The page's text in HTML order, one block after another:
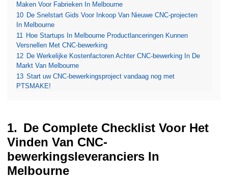
Maken Voor Fabrieken In Melbourne
10 De Snelstart Gids Voor Inkoop Van Nieuwe CNC-projecten
In Melbourne
11 Hoe Startups In Melbourne Productlanceringen Kunnen
Versnellen Met CNC-bewerking
12 De Werkelijke Kostenfactoren Achter CNC-bewerking In De
Markt Van Melbourne
13 Start uw CNC-bewerkingsproject vandaag nog met
PTSMAKE!
De Complete Checklist Voor Het
Vinden Van CNC-
bewerkingsleveranciers In
Melbourne